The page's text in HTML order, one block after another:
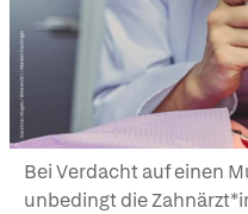
Bei Verdacht auf einen
unbedingt die